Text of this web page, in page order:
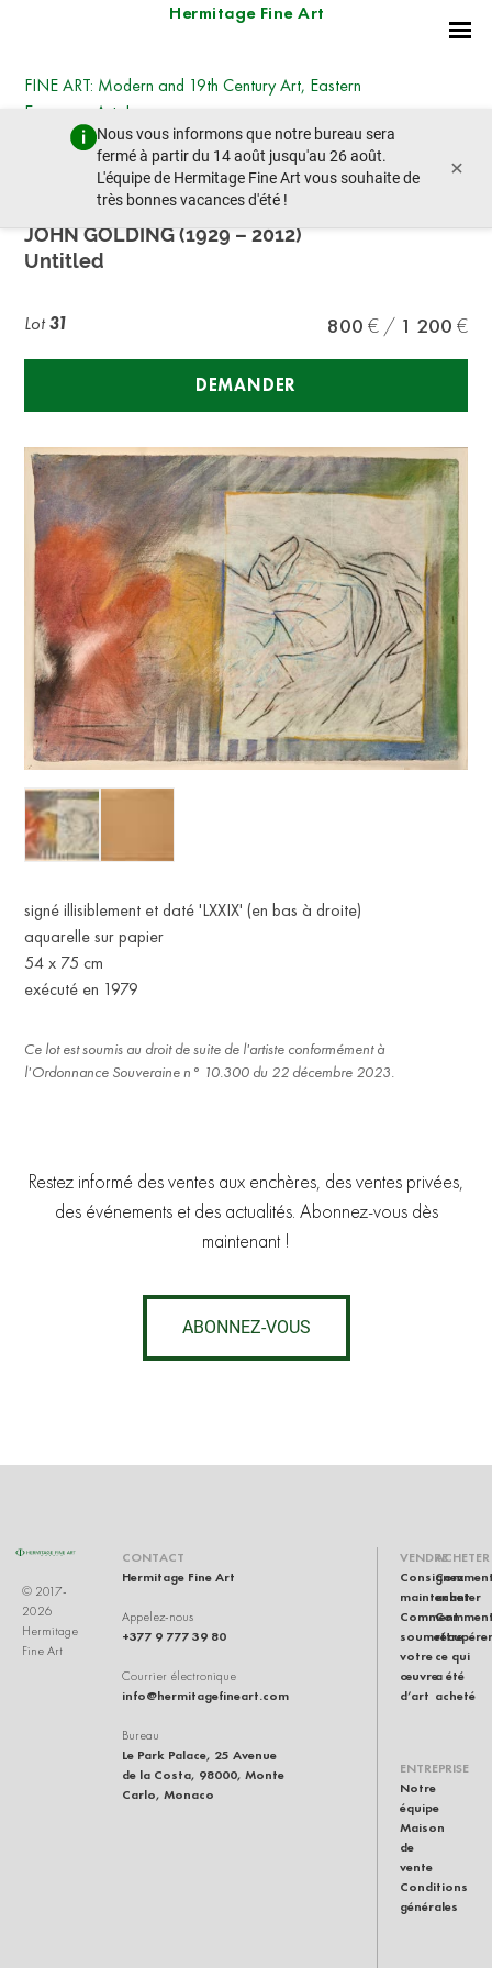
Hermitage Fine Art
Nous vous informons que notre bureau sera
fermé à partir du 14 août jusqu'au 26 août.
L'équipe de Hermitage Fine Art vous souhaite de
très bonnes vacances d'été !
×
FINE ART: Modern and 19th Century Art, Eastern
European Art, Icons
jeudi 19 décembre 2024 - 14:30
lot précédent lot suivant
JOHN GOLDING (1929 – 2012)
Untitled
Lot31 800 1 200
DEMANDER
signé illisiblement et daté 'LXXIX' (en bas à droite)
aquarelle sur papier
54 x 75 cm
exécuté en 1979
Ce lot est soumis au droit de suite de l'artiste conformément à
l'Ordonnance Souveraine n° 10.300 du 22 décembre 2023.
Restez informé des ventes aux enchères, des ventes privées,
des événements et des actualités. Abonnez-vous dès
maintenant !
ABONNEZ-VOUS
© 2017-
2026
Hermitage
Fine Art
CONTACT
Hermitage Fine Art
Appelez-nous
+377 9 777 39 80
Courrier électronique
info@hermitagefineart.com
Bureau
Le Park Palace, 25 Avenue
de la Costa, 98000, Monte
Carlo, Monaco
VENDRE
Consignez
maintenant
Comment
soumettre
votre
œuvre
d’art
ACHETER
acheter
récupérer
ce qui
a été
acheté
ENTREPRISE
Notre
équipe
Maison
de
vente
Conditions
générales